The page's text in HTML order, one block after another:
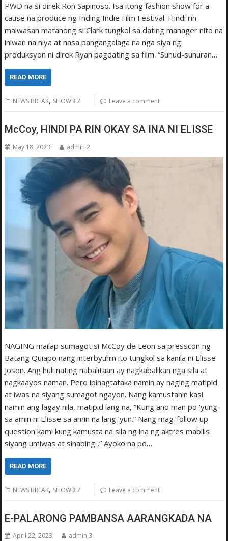
PWD na si direk Ron Sapinoso. Isa itong fashion show for a
cause na produce ng Inding Indie Film Festival. Hindi rin
maiwasan matanong si Clark tungkol sa dating manager nito na
iniwan na niya at nasa pangangalaga na nga siya ng
produksyon ni direk Ryan pagdating sa film. “Sunud-sunuran…
READ MORE
NEWS BREAK, SHOWBIZ Leave a comment
McCoy, HINDI PA RIN OKAY SA INA NI ELISSE
May 18, 2023 admin 2
NAGING mailap sumagot si McCoy de Leon sa presscon ng
Batang Quiapo nang interbyuhin ito tungkol sa kanila ni Elisse
Joson. Ang huli nating nabalitaan ay nagkabalikan nga sila at
nagkaayos naman. Pero ipinagtataka namin ay naging matipid
at iwas na siyang sumagot ngayon. Nang kamustahin kasi
namin ang lagay nila, matipid lang na, “Kung ano man po ‘yung
sa amin ni Elisse sa amin na lang ‘yun.” Nang mag-follow up
question kami kung kamusta na sila ng ina ng aktres mabilis
siyang umiwas at sinabing ,” Ayoko na po…
READ MORE
NEWS BREAK, SHOWBIZ Leave a comment
E-PALARONG PAMBANSA AARANGKADA NA
April 22, 2023 admin 3